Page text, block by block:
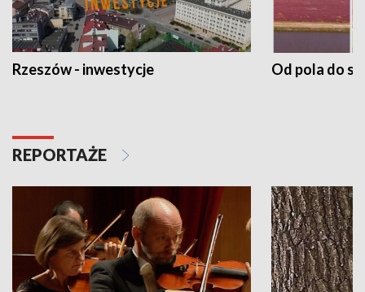
Rzeszów - inwestycje Od pola do
REPORTAŻE